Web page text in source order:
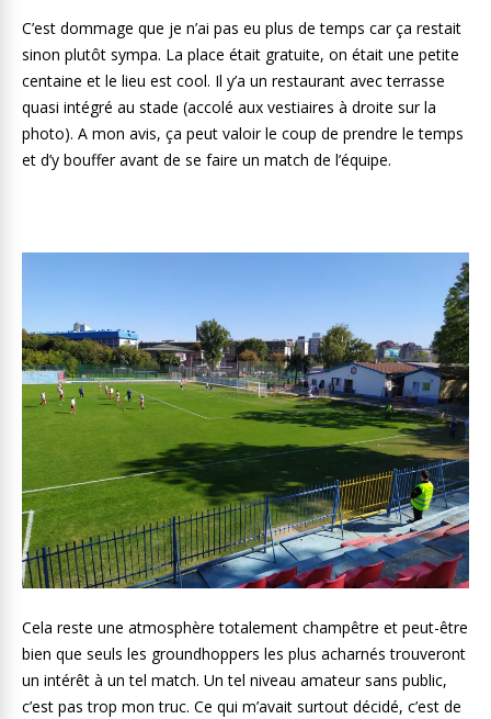
C’est dommage que je n’ai pas eu plus de temps car ça restait
sinon plutôt sympa. La place était gratuite, on était une petite
centaine et le lieu est cool. Il y’a un restaurant avec terrasse
quasi intégré au stade (accolé aux vestiaires à droite sur la
photo). A mon avis, ça peut valoir le coup de prendre le temps
et d’y bouffer avant de se faire un match de l’équipe.
Cela reste une atmosphère totalement champêtre et peut-être
bien que seuls les groundhoppers les plus acharnés trouveront
un intérêt à un tel match. Un tel niveau amateur sans public,
c’est pas trop mon truc. Ce qui m’avait surtout décidé, c’est de